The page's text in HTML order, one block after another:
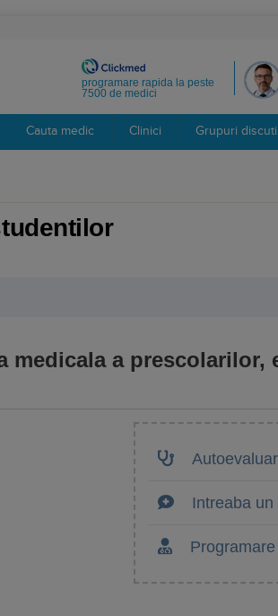
programare rapida la peste
7500 de medici
Cauta medic Clinici Grupuri discutii
medicala a prescolarilor,
Intreaba un